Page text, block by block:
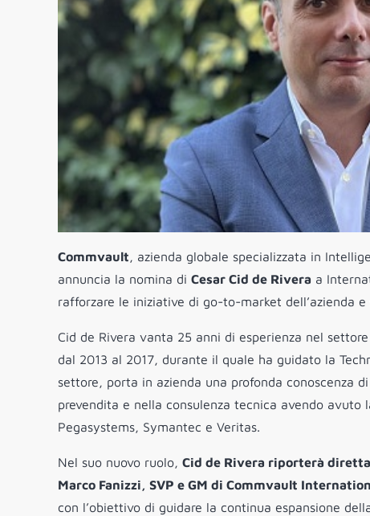
Commvault, azienda globale specializzata in
annuncia la nomina di Cesar Cid de Rivera a
rafforzare le iniziative di go-to-market dell’azienda
Cid de Rivera vanta 25 anni di esperienza nel
dal 2013 al 2017, durante il quale ha guidato la
settore, porta in azienda una profonda conoscenza
prevendita e nella consulenza tecnica avendo
Pegasystems, Symantec e Veritas.
Nel suo nuovo ruolo, Cid de Rivera riporterà
Marco Fanizzi, SVP e GM di Commvault
con l’obiettivo di guidare la continua espansione